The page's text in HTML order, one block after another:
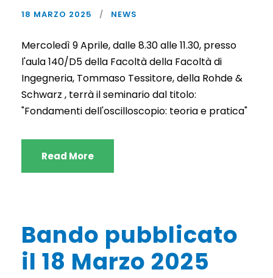
18 MARZO 2025 NEWS
Mercoledì 9 Aprile, dalle 8.30 alle 11.30, presso
l'aula 140/D5 della Facoltà della Facoltà di
Ingegneria, Tommaso Tessitore, della Rohde &
Schwarz , terrà il seminario dal titolo:
"Fondamenti dell'oscilloscopio: teoria e pratica"
Read More
Bando pubblicato
il 18 Marzo 2025